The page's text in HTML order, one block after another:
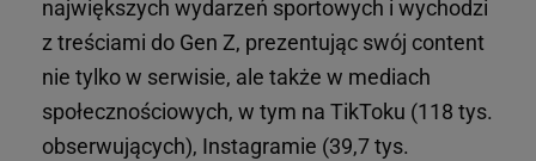
największych wydarzeń sportowych i wychodzi
z treściami do Gen Z, prezentując swój content
nie tylko w serwisie, ale także w mediach
społecznościowych, w tym na TikToku (118 tys.
obserwujących), Instagramie (39,7 tys.